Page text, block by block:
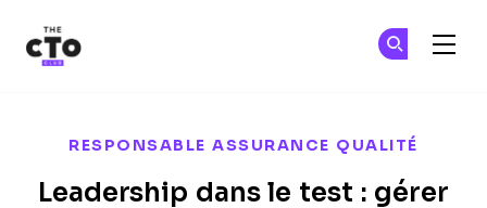
RESPONSABLE ASSURANCE QUALITÉ
Leadership dans le test : gérer